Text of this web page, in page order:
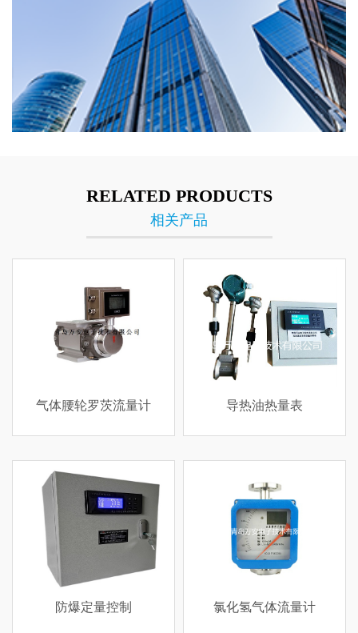
RELATED PRODUCTS
相关产品
气体腰轮罗茨流量计
防爆定量控制
导热油热量表
氯化氢气体流量计